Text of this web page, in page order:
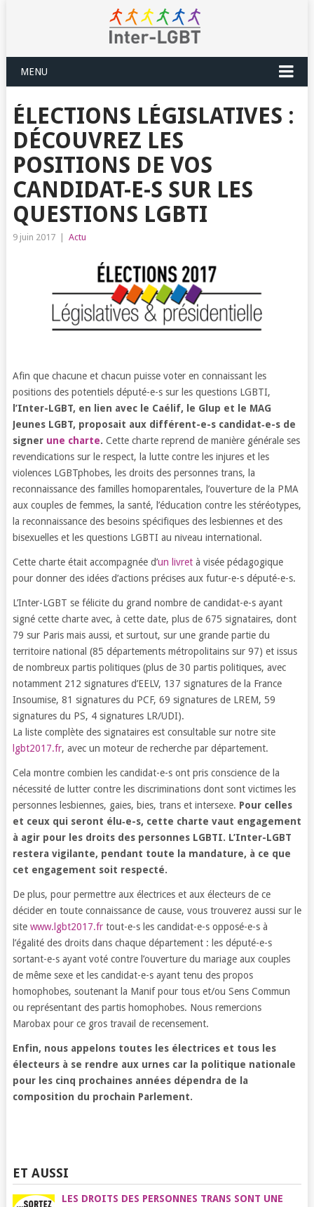
MENU
ÉLECTIONS LÉGISLATIVES :
DÉCOUVREZ LES
POSITIONS DE VOS
CANDIDAT-E-S SUR LES
QUESTIONS LGBTI
9 juin 2017 Actu
Afin que chacune et chacun puisse voter en connaissant les
positions des potentiels député-e-s sur les questions LGBTI,
l’Inter-LGBT, en lien avec le Caélif, le Glup et le MAG
Jeunes LGBT, proposait aux différent-e-s candidat‑e-s de
signer une charte. Cette charte reprend de manière générale ses
revendications sur le respect, la lutte contre les injures et les
violences LGBTphobes, les droits des personnes trans, la
reconnaissance des familles homoparentales, l’ouverture de la PMA
aux couples de femmes, la santé, l’éducation contre les stéréotypes,
la reconnaissance des besoins spécifiques des lesbiennes et des
bisexuelles et les questions LGBTI au niveau international.
Cette charte était accompagnée d’un livretà visée pédagogique
pour donner des idées d’actions précises aux futur-e-s député-e-s.
L’Inter-LGBT se félicite du grand nombre de candidat-e-s ayant
signé cette charte avec, à cette date, plus de 675 signataires, dont
79 sur Paris mais aussi, et surtout, sur une grande partie du
territoire national (85 départements métropolitains sur 97) et issus
de nombreux partis politiques (plus de 30 partis politiques, avec
notamment 212 signatures d’EELV, 137 signatures de la France
Insoumise, 81 signatures du PCF, 69 signatures de LREM, 59
signatures du PS, 4 signatures LR/UDI).
La liste complète des signataires est consultable sur notre site
lgbt2017.fr, avec un moteur de recherche par département.
Cela montre combien les candidat-e-s ont pris conscience de la
nécessité de lutter contre les discriminations dont sont victimes les
personnes lesbiennes, gaies, bies, trans et intersexe. Pour celles
et ceux qui seront élu‑e-s, cette charte vaut engagement
à agir pour les droits des personnes LGBTI. L’Inter-LGBT
restera vigilante, pendant toute la mandature, à ce que
cet engagement soit respecté.
De plus, pour permettre aux électrices et aux électeurs de ce
décider en toute connaissance de cause, vous trouverez aussi sur le
site www.lgbt2017.frtout-e-s les candidat-e-s opposé-e-s à
l’égalité des droits dans chaque département : les député-e-s
sortant-e-s ayant voté contre l’ouverture du mariage aux couples
de même sexe et les candidat-e-s ayant tenu des propos
homophobes, soutenant la Manif pour tous et/ou Sens Commun
ou représentant des partis homophobes. Nous remercions
Marobax pour ce gros travail de recensement.
Enfin, nous appelons toutes les électrices et tous les
électeurs à se rendre aux urnes car la politique nationale
pour les cinq prochaines années dépendra de la
composition du prochain Parlement.
ET AUSSI
LES DROITS DES PERSONNES TRANS SONT UNE